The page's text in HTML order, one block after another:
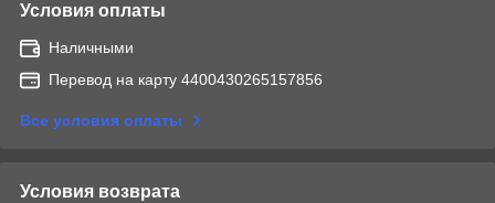
Условия оплаты
Наличными
Перевод на карту 4400430265157856
Все условия оплаты
Условия возврата